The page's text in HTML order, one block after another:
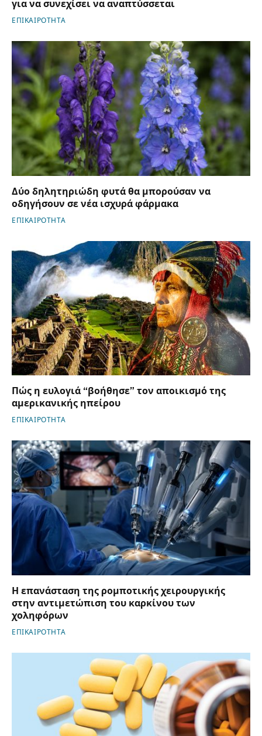
για να συνεχίσει να αναπτύσσεται
ΕΠΙΚΑΙΡΟΤΗΤΑ
Δύο δηλητηριώδη φυτά θα μπορούσαν να
οδηγήσουν σε νέα ισχυρά φάρμακα
ΕΠΙΚΑΙΡΟΤΗΤΑ
Πώς η ευλογιά “βοήθησε” τον αποικισμό της
αμερικανικής ηπείρου
ΕΠΙΚΑΙΡΟΤΗΤΑ
Η επανάσταση της ρομποτικής χειρουργικής
στην αντιμετώπιση του καρκίνου των
χοληφόρων
ΕΠΙΚΑΙΡΟΤΗΤΑ